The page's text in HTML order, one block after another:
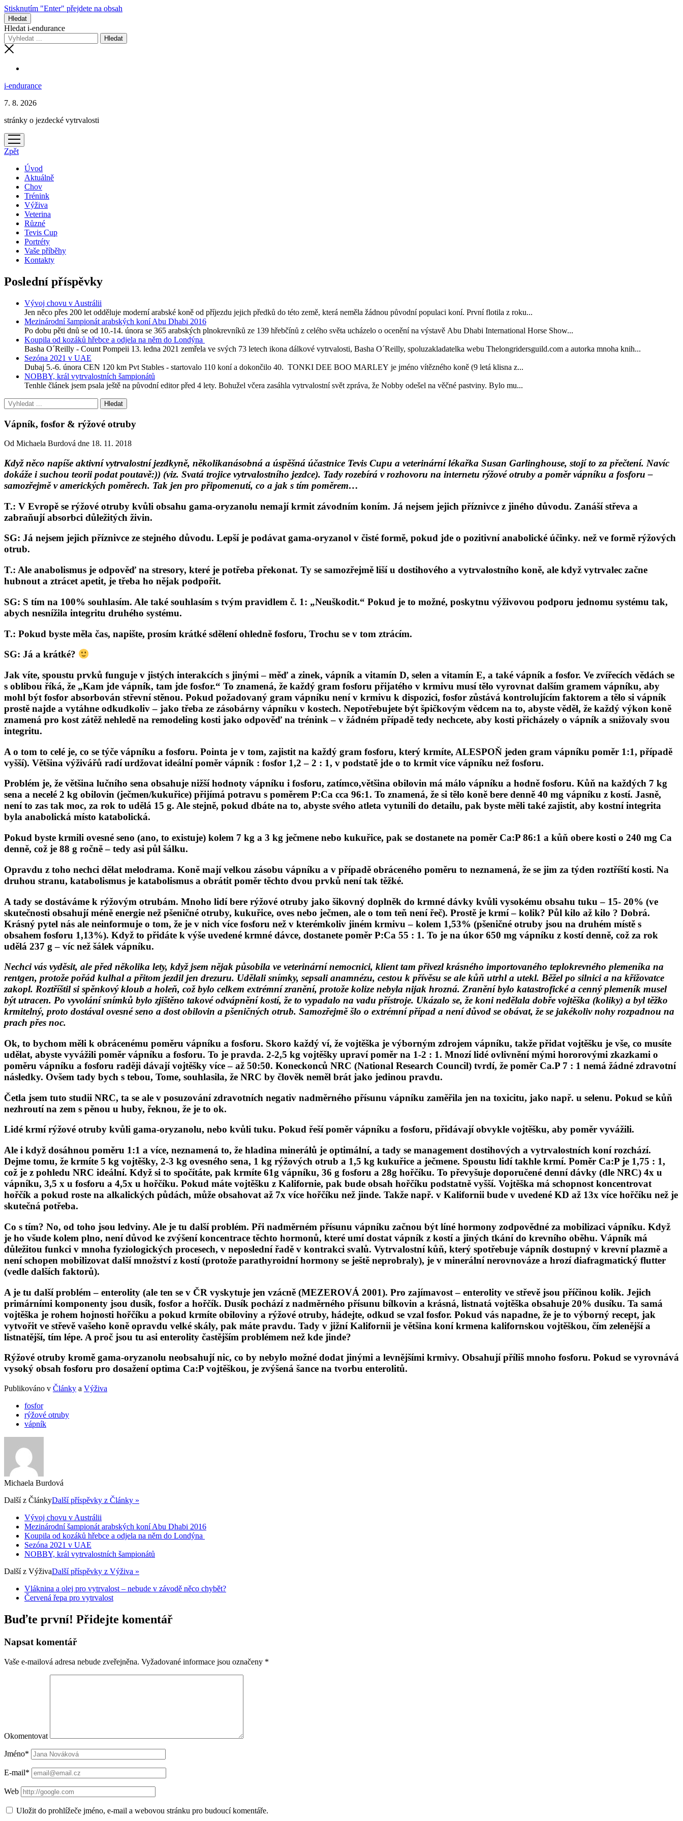
Stisknutím "Enter" přejdete na obsah
Hledat
Hledat i-endurance
i-endurance
7. 8. 2026
stránky o jezdecké vytrvalosti
otevřít
menu
Zpět
Úvod
Aktuálně
Chov
Trénink
Výživa
Veterina
Různé
Tevis Cup
Portréty
Vaše příběhy
Kontakty
Poslední příspěvky
Vývoj chovu v Austrálii
Jen něco přes 200 let odděluje moderní arabské koně od příjezdu jejich předků do této země, která neměla žádnou původní populaci koní. První flotila z roku...
Mezinárodní šampionát arabských koní Abu Dhabi 2016
Po dobu pěti dnů se od 10.-14. února se 365 arabských plnokrevníků ze 139 hřebčínů z celého světa ucházelo o ocenění na výstavě Abu Dhabi International Horse Show...
Koupila od kozáků hřebce a odjela na něm do Londýna
Basha O´Reilly - Count Pompeii 13. ledna 2021 zemřela ve svých 73 letech ikona dálkové vytrvalosti, Basha O´Reilly, spoluzakladatelka webu Thelongridersguild.com a autorka mnoha knih...
Sezóna 2021 v UAE
Dubaj 5.-6. února CEN 120 km Pvt Stables - startovalo 110 koní a dokončilo 40. TONKI DEE BOO MARLEY je jméno vítězného koně (9 letá klisna z...
NOBBY, král vytrvalostních šampionátů
Tenhle článek jsem psala ještě na původní editor před 4 lety. Bohužel včera zasáhla vytrvalostní svět zpráva, že Nobby odešel na věčné pastviny. Bylo mu...
Vápník, fosfor & rýžové otruby
Od Michaela Burdová dne 18. 11. 2018
Když něco napíše aktivní vytrvalostní jezdkyně, několikanásobná a úspěšná účastnice Tevis Cupu a veterinární lékařka Susan Garlinghouse, stojí to za přečtení. Navíc
dokáže i suchou teorii podat poutavě:)) (viz. Svatá trojice vytrvalostního jezdce). Tady rozebírá v rozhovoru na internetu rýžové otruby a poměr vápníku a fosforu –
samozřejmě v amerických poměrech. Tak jen pro připomenutí, co a jak s tím poměrem…
T.: V Evropě se rýžové otruby kvůli obsahu gama-oryzanolu nemají krmit závodním koním. Já nejsem jejich příznivce z jiného důvodu. Zanáší střeva a
zabraňují absorbci důležitých živin.
SG: Já nejsem jejich příznivce ze stejného důvodu. Lepší je podávat gama-oryzanol v čisté formě, pokud jde o pozitivní anabolické účinky. než ve formě rýžových
otrub.
T.: Ale anabolismus je odpověď na stresory, které je potřeba překonat. Ty se samozřejmě liší u dostihového a vytrvalostního koně, ale když vytrvalec začne
hubnout a ztrácet apetit, je třeba ho nějak podpořit.
SG: S tím na 100% souhlasím. Ale také souhlasím s tvým pravidlem č. 1: „Neuškodit.“ Pokud je to možné, poskytnu výživovou podporu jednomu systému tak,
abych nesnížila integritu druhého systému.
T.: Pokud byste měla čas, napište, prosím krátké sdělení ohledně fosforu, Trochu se v tom ztrácím.
SG: Já a krátké?
Jak víte, spoustu prvků funguje v jistých interakcích s jinými – měď a zinek, vápník a vitamín D, selen a vitamín E, a také vápník a fosfor. Ve zvířecích vědách se
s oblibou říká, že „Kam jde vápník, tam jde fosfor.“ To znamená, že každý gram fosforu přijatého v krmivu musí tělo vyrovnat dalším gramem vápníku, aby
mohl být fosfor absorbován střevní stěnou. Pokud požadovaný gram vápníku není v krmivu k dispozici, fosfor zůstává kontrolujícím faktorem a tělo si vápník
prostě najde a vytáhne odkudkoliv – jako třeba ze zásobárny vápníku v kostech. Nepotřebujete být špičkovým vědcem na to, abyste věděl, že každý výkon koně
znamená pro kost zátěž nehledě na remodeling kosti jako odpověď na trénink – v žádném případě tedy nechcete, aby kosti přicházely o vápník a snižovaly svou
integritu.
A o tom to celé je, co se týče vápníku a fosforu. Pointa je v tom, zajistit na každý gram fosforu, který krmíte, ALESPOŇ jeden gram vápníku poměr 1:1, případě
vyšší). Většina výživářů radí urdžovat ideální poměr vápník : fosfor 1,2 – 2 : 1, v podstatě jde o to krmit více vápníku než fosforu.
Problém je, že většina lučního sena obsahuje nižší hodnoty vápníku i fosforu, zatímco,většina obilovin má málo vápníku a hodně fosforu. Kůň na každých 7 kg
sena a necelé 2 kg obilovin (ječmen/kukuřice) přijímá potravu s poměrem P:Ca cca 96:1. To znamená, že si tělo koně bere denně 40 mg vápníku z kostí. Jasně,
není to zas tak moc, za rok to udělá 15 g. Ale stejně, pokud dbáte na to, abyste svého atleta vytunili do detailu, pak byste měli také zajistit, aby kostní integrita
byla anabolická místo katabolická.
Pokud byste krmili ovesné seno (ano, to existuje) kolem 7 kg a 3 kg ječmene nebo kukuřice, pak se dostanete na poměr Ca:P 86:1 a kůň obere kosti o 240 mg Ca
denně, což je 88 g ročně – tedy asi půl šálku.
Opravdu z toho nechci dělat melodrama. Koně mají velkou zásobu vápníku a v případě obráceného poměru to neznamená, že se jim za týden roztříští kosti. Na
druhou stranu, katabolismus je katabolismus a obrátit poměr těchto dvou prvků není tak těžké.
A tady se dostáváme k rýžovým otrubám. Mnoho lidí bere rýžové otruby jako šikovný doplněk do krmné dávky kvůli vysokému obsahu tuku – 15- 20% (ve
skutečnosti obsahují méně energie než pšeničné otruby, kukuřice, oves nebo ječmen, ale o tom teň není řeč). Prostě je krmí – kolik? Půl kilo až kilo ? Dobrá.
Krásný pytel nás ale neinformuje o tom, že je v nich více fosforu než v kterémkoliv jiném krmivu – kolem 1,53% (pšeničné otruby jsou na druhém místě s
obsahem fosforu 1,13%). Když to přidáte k výše uvedené krmné dávce, dostanete poměr P:Ca 55 : 1. To je na úkor 650 mg vápníku z kostí denně, což za rok
udělá 237 g – víc než šálek vápníku.
Nechci vás vyděsit, ale před několika lety, když jsem nějak působila ve veterinární nemocnici, klient tam přivezl krásného importovaného teplokrevného plemeníka na
rentgen, protože pořád kulhal a přitom jezdil jen drezuru. Udělali snímky, sepsali anamnézu, cestou k přívěsu se ale kůň utrhl a utekl. Běžel po silnici a na křižovatce
zakopl. Roztříštil si spěnkový kloub a holeň, což bylo celkem extrémní zranění, protože kolize nebyla nijak hrozná. Zranění bylo katastrofické a cenný plemeník musel
být utracen. Po vyvolání snímků bylo zjištěno takové odvápnění kostí, že to vypadalo na vadu přístroje. Ukázalo se, že koni nedělala dobře vojtěška (koliky) a byl těžko
krmitelný, proto dostával ovesné seno a dost obilovin a pšeničných otrub. Samozřejmě šlo o extrémní případ a není důvod se obávat, že se jakékoliv nohy rozpadnou na
prach přes noc.
Ok, to bychom měli k obrácenému poměru vápníku a fosforu. Skoro každý ví, že vojtěška je výborným zdrojem vápníku, takže přidat vojtěšku je vše, co musíte
udělat, abyste vyvážili poměr vápníku a fosforu. To je pravda. 2-2,5 kg vojtěšky upraví poměr na 1-2 : 1. Mnozí lidé ovlivnění mými hororovými zkazkami o
poměru vápníku a fosforu raději dávají vojtěšky více – až 50:50. Koneckonců NRC (National Research Council) tvrdí, že poměr Ca.P 7 : 1 nemá žádné zdravotní
následky. Ovšem tady bych s tebou, Tome, souhlasila, že NRC by člověk neměl brát jako jedinou pravdu.
Četla jsem tuto studii NRC, ta se ale v posuzování zdravotních negativ nadměrného přísunu vápníku zaměřila jen na toxicitu, jako např. u selenu. Pokud se kůň
nezhroutí na zem s pěnou u huby, řeknou, že je to ok.
Lidé krmí rýžové otruby kvůli gama-oryzanolu, nebo kvůli tuku. Pokud řeší poměr vápníku a fosforu, přidávají obvykle vojtěšku, aby poměr vyvážili.
Ale i když dosáhnou poměru 1:1 a více, neznamená to, že hladina minerálů je optimální, a tady se management dostihových a vytrvalostních koní rozchází.
Dejme tomu, že krmíte 5 kg vojtěšky, 2-3 kg ovesného sena, 1 kg rýžových otrub a 1,5 kg kukuřice a ječmene. Spoustu lidí takhle krmí. Poměr Ca:P je 1,75 : 1,
což je z pohledu NRC ideální. Když si to spočítáte, pak krmíte 61g vápníku, 36 g fosforu a 28g hořčíku. To převyšuje doporučené denní dávky (dle NRC) 4x u
vápníku, 3,5 x u fosforu a 4,5x u hořčíku. Pokud máte vojtěšku z Kalifornie, pak bude obsah hořčíku podstatně vyšší. Vojtěška má schopnost koncentrovat
hořčík a pokud roste na alkalických půdách, může obsahovat až 7x více hořčíku než jinde. Takže např. v Kalifornii bude v uvedené KD až 13x více hořčíku než je
skutečná potřeba.
Co s tím? No, od toho jsou ledviny. Ale je tu další problém. Při nadměrném přísunu vápníku začnou být líné hormony zodpovědné za mobilizaci vápníku. Když
je ho všude kolem plno, není důvod ke zvýšení koncentrace těchto hormonů, které umí dostat vápník z kostí a jiných tkání do krevního oběhu. Vápník má
důležitou funkci v mnoha fyziologických procesech, v neposlední řadě v kontrakci svalů. Vytrvalostní kůň, který spotřebuje vápník dostupný v krevní plazmě a
není schopen mobilizovat další množství z kostí (protože parathyroidní hormony se ještě neprobraly), je v minerální nerovnováze a hrozí diafragmatický flutter
(vedle dalších faktorů).
A je tu další problém – enterolity (ale ten se v ČR vyskytuje jen vzácně (MEZEROVÁ 2001). Pro zajímavost – enterolity ve střevě jsou příčinou kolik. Jejich
primárními komponenty jsou dusík, fosfor a hořčík. Dusík pochází z nadměrného přísunu bílkovin a krásná, listnatá vojtěška obsahuje 20% dusíku. Ta samá
vojtěška je rohem hojnosti hořčíku a pokud krmíte obiloviny a rýžové otruby, hádejte, odkud se vzal fosfor. Pokud vás napadne, že je to výborný recept, jak
vytvořit ve střevě vašeho koně opravdu velké skály, pak máte pravdu. Tady v jižní Kalifornii je většina koní krmena kalifornskou vojtěškou, čím zelenější a
listnatější, tím lépe. A proč jsou tu asi enterolity častějším problémem než kde jinde?
Rýžové otruby kromě gama-oryzanolu neobsahují nic, co by nebylo možné dodat jinými a levnějšími krmivy. Obsahují příliš mnoho fosforu. Pokud se vyrovnává
vysoký obsah fosforu pro dosažení optima Ca:P vojtěškou, je zvýšená šance na tvorbu enterolitů.
Publikováno v Články a Výživa
fosfor
rýžové otruby
vápník
Michaela Burdová
Další z ČlánkyDalší příspěvky z Články »
Vývoj chovu v Austrálii
Mezinárodní šampionát arabských koní Abu Dhabi 2016
Koupila od kozáků hřebce a odjela na něm do Londýna
Sezóna 2021 v UAE
NOBBY, král vytrvalostních šampionátů
Další z VýživaDalší příspěvky z Výživa »
Vláknina a olej pro vytrvalost – nebude v závodě něco chybět?
Červená řepa pro vytrvalost
Buďte první! Přidejte komentář
Napsat komentář
Vaše e-mailová adresa nebude zveřejněna. Vyžadované informace jsou označeny *
Okomentovat
Jméno*
E-mail*
Web
Uložit do prohlížeče jméno, e-mail a webovou stránku pro budoucí komentáře.